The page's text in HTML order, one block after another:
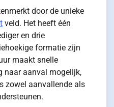
door de unieke
veld. Het heeft één
en drie
formatie zijn
maakt snelle
naar aanval mogelijk,
zowel aanvallende als